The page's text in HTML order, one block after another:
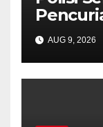
Royal
AUG 9, 2026